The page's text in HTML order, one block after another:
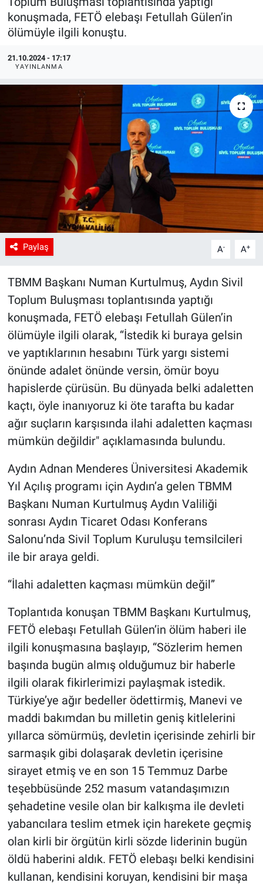
konuşmada, FETÖ elebaşı Fetullah Gülen’in
ölümüyle ilgili konuştu.
21.10.2024 - 17:17
YAYINLANMA
Paylaş A- A+
TBMM Başkanı Numan Kurtulmuş, Aydın Sivil
Toplum Buluşması toplantısında yaptığı
konuşmada, FETÖ elebaşı Fetullah Gülen’in
ölümüyle ilgili olarak, “İstedik ki buraya gelsin
ve yaptıklarının hesabını Türk yargı sistemi
önünde adalet önünde versin, ömür boyu
hapislerde çürüsün. Bu dünyada belki adaletten
kaçtı, öyle inanıyoruz ki öte tarafta bu kadar
ağır suçların karşısında ilahi adaletten kaçması
mümkün değildir" açıklamasında bulundu.
Aydın Adnan Menderes Üniversitesi Akademik
Yıl Açılış programı için Aydın’a gelen TBMM
Başkanı Numan Kurtulmuş Aydın Valiliği
sonrası Aydın Ticaret Odası Konferans
Salonu’nda Sivil Toplum Kuruluşu temsilcileri
ile bir araya geldi.
“İlahi adaletten kaçması mümkün değil”
Toplantıda konuşan TBMM Başkanı Kurtulmuş,
FETÖ elebaşı Fetullah Gülen’in ölüm haberi ile
ilgili konuşmasına başlayıp, “Sözlerim hemen
başında bugün almış olduğumuz bir haberle
ilgili olarak fikirlerimizi paylaşmak istedik.
Türkiye’ye ağır bedeller ödettirmiş, Manevi ve
maddi bakımdan bu milletin geniş kitlelerini
yıllarca sömürmüş, devletin içerisinde zehirli bir
sarmaşık gibi dolaşarak devletin içerisine
sirayet etmiş ve en son 15 Temmuz Darbe
teşebbüsünde 252 masum vatandaşımızın
şehadetine vesile olan bir kalkışma ile devleti
yabancılara teslim etmek için harekete geçmiş
olan kirli bir örgütün kirli sözde liderinin bugün
öldü haberini aldık. FETÖ elebaşı belki kendisini
kullanan, kendisini koruyan, kendisini bir maşa